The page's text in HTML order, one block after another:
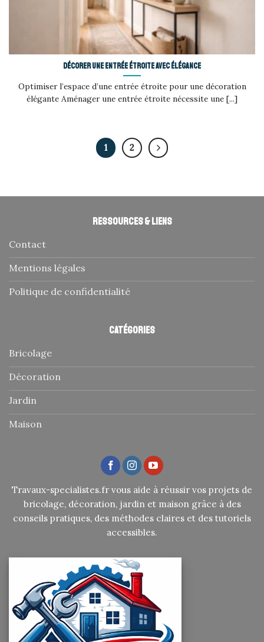
Décorer une entrée étroite avec élégance
Optimiser l’espace d’une entrée étroite pour une décoration
élégante Aménager une entrée étroite nécessite une [...]
1 2
Ressources & liens
Contact
Mentions légales
Politique de confidentialité
Catégories
Bricolage
Décoration
Jardin
Maison
Travaux-specialistes.fr vous aide à réussir vos projets de
bricolage, décoration, jardin et maison grâce à des
conseils pratiques, des méthodes claires et des tutoriels
accessibles.